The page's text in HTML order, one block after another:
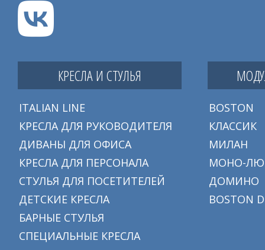
КРЕСЛА И СТУЛЬЯ
ITALIAN LINE
КРЕСЛА ДЛЯ РУКОВОДИТЕЛЯ
ДИВАНЫ ДЛЯ ОФИСА
КРЕСЛА ДЛЯ ПЕРСОНАЛА
СТУЛЬЯ ДЛЯ ПОСЕТИТЕЛЕЙ
ДЕТСКИЕ КРЕСЛА
БАРНЫЕ СТУЛЬЯ
СПЕЦИАЛЬНЫЕ КРЕСЛА
BOSTON
КЛАССИК
МИЛАН
МОНО-
ДОМИНО
BOSTON